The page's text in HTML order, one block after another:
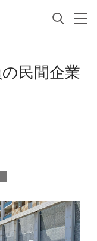
民間企業